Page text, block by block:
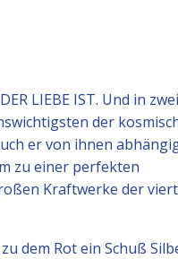
LIEBE IST. Und in
der
er von ihnen
zu einer perfekten
Kraftwerke der
dem Rot ein Schuß